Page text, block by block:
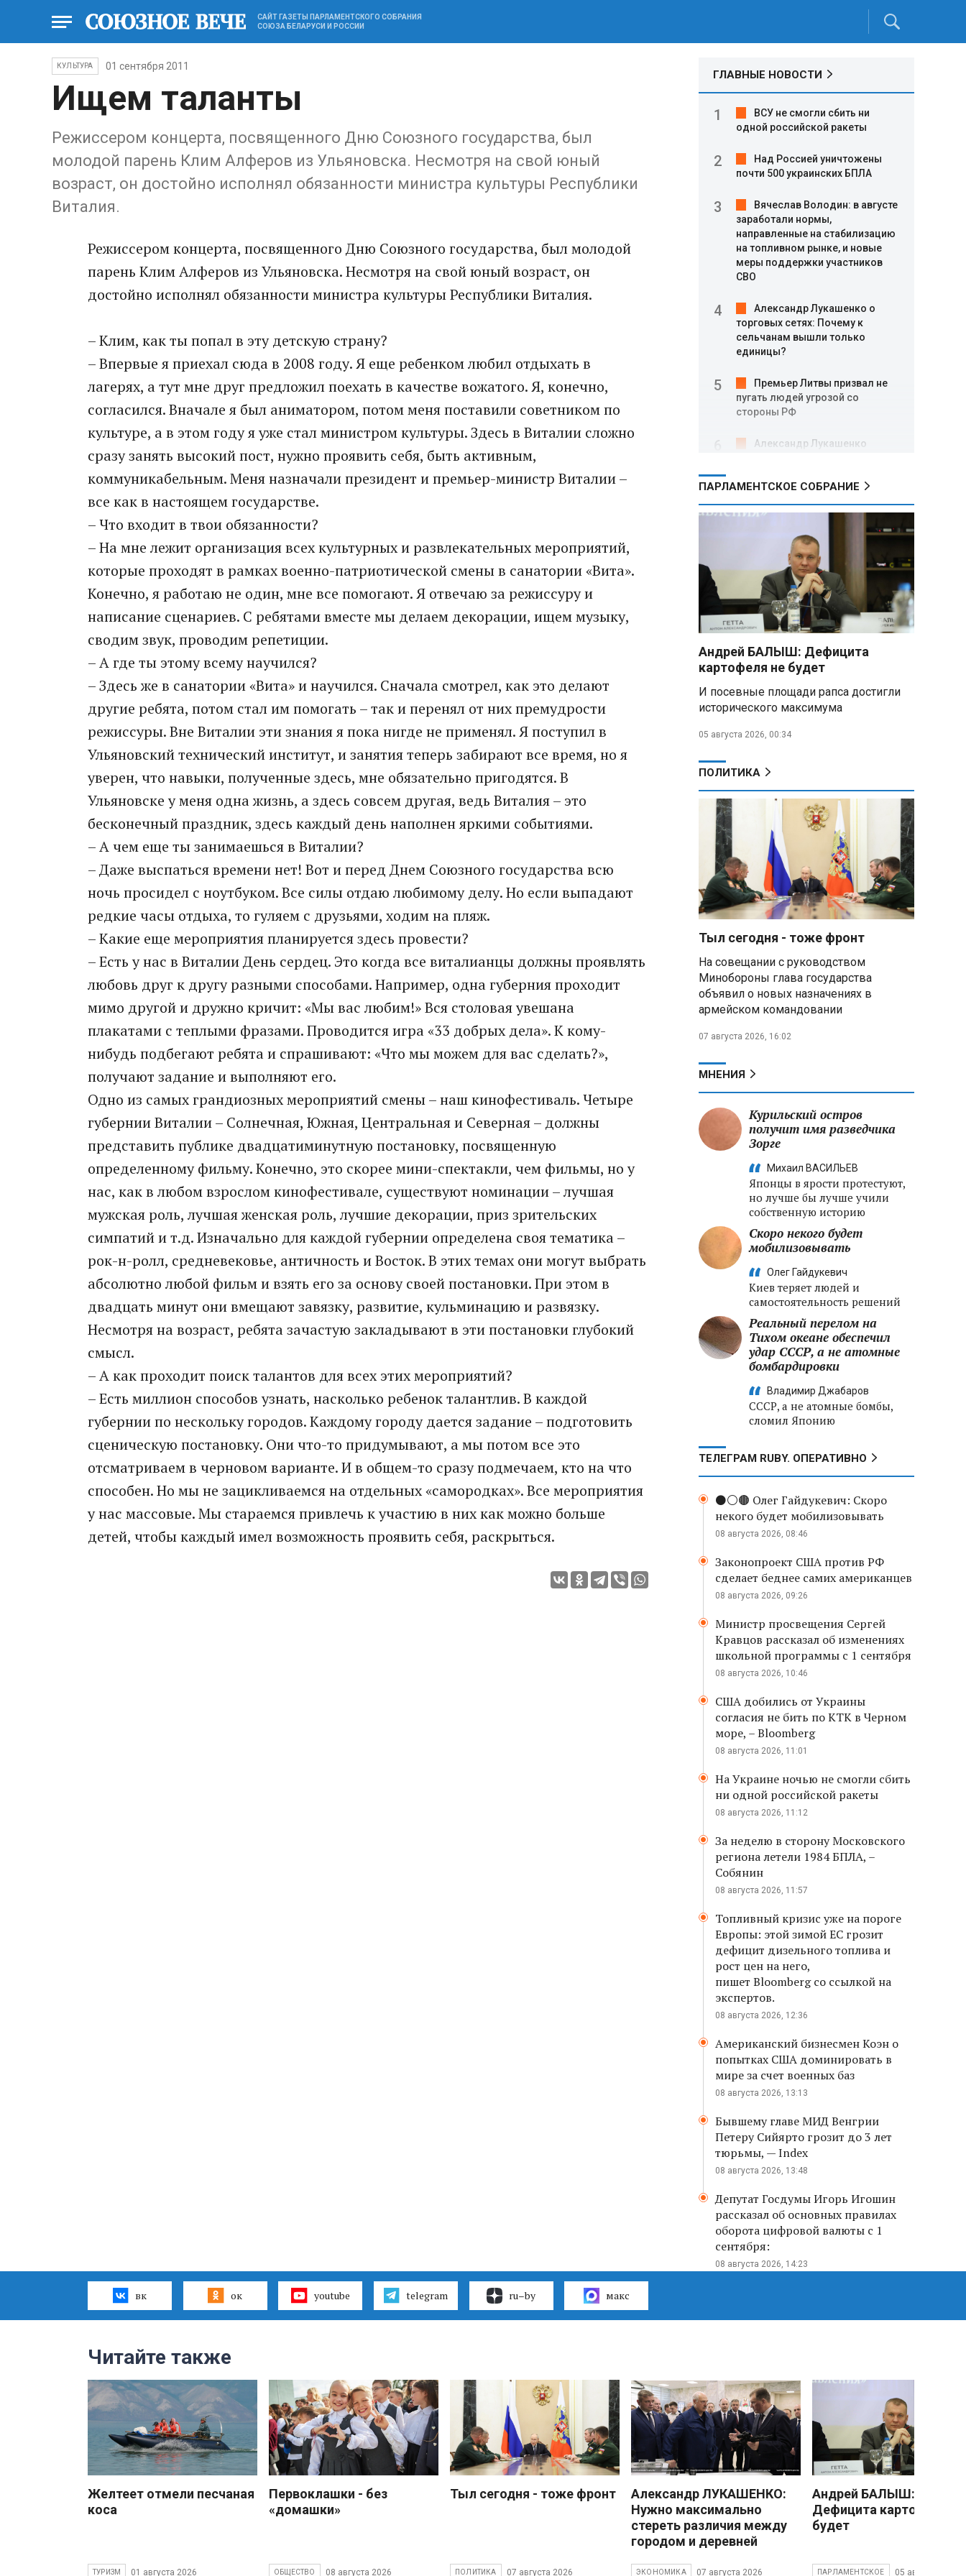
САЙТ ГАЗЕТЫ ПАРЛАМЕНТСКОГО СОБРАНИЯ
СОЮЗА БЕЛАРУСИ И РОССИИ
КУЛЬТУРА 01 сентября 2011
Ищем таланты
Режиссером концерта, посвященного Дню Союзного государства, был
молодой парень Клим Алферов из Ульяновска. Несмотря на свой юный
возраст, он достойно исполнял обязанности министра культуры Республики
Виталия.
Режиссером концерта, посвященного Дню Союзного государства, был молодой
парень Клим Алферов из Ульяновска. Несмотря на свой юный возраст, он
достойно исполнял обязанности министра культуры Республики Виталия.
– Клим, как ты попал в эту детскую страну?
– Впервые я приехал сюда в 2008 году. Я еще ребенком любил отдыхать в
лагерях, а тут мне друг предложил поехать в качестве вожатого. Я, конечно,
согласился. Вначале я был аниматором, потом меня поставили советником по
культуре, а в этом году я уже стал министром культуры. Здесь в Виталии сложно
сразу занять высокий пост, нужно проявить себя, быть активным,
коммуникабельным. Меня назначали президент и премьер-министр Виталии –
все как в настоящем государстве.
– Что входит в твои обязанности?
– На мне лежит организация всех культурных и развлекательных мероприятий,
которые проходят в рамках военно-патриотической смены в санатории «Вита».
Конечно, я работаю не один, мне все помогают. Я отвечаю за режиссуру и
написание сценариев. С ребятами вместе мы делаем декорации, ищем музыку,
сводим звук, проводим репетиции.
– А где ты этому всему научился?
– Здесь же в санатории «Вита» и научился. Сначала смотрел, как это делают
другие ребята, потом стал им помогать – так и перенял от них премудрости
режиссуры. Вне Виталии эти знания я пока нигде не применял. Я поступил в
Ульяновский технический институт, и занятия теперь забирают все время, но я
уверен, что навыки, полученные здесь, мне обязательно пригодятся. В
Ульяновске у меня одна жизнь, а здесь совсем другая, ведь Виталия – это
бесконечный праздник, здесь каждый день наполнен яркими событиями.
– А чем еще ты занимаешься в Виталии?
– Даже выспаться времени нет! Вот и перед Днем Союзного государства всю
ночь просидел с ноутбуком. Все силы отдаю любимому делу. Но если выпадают
редкие часы отдыха, то гуляем с друзьями, ходим на пляж.
– Какие еще мероприятия планируется здесь провести?
– Есть у нас в Виталии День сердец. Это когда все виталианцы должны проявлять
любовь друг к другу разными способами. Например, одна губерния проходит
мимо другой и дружно кричит: «Мы вас любим!» Вся столовая увешана
плакатами с теплыми фразами. Проводится игра «33 добрых дела». К кому-
нибудь подбегают ребята и спрашивают: «Что мы можем для вас сделать?»,
получают задание и выполняют его.
Одно из самых грандиозных мероприятий смены – наш кинофестиваль. Четыре
губернии Виталии – Солнечная, Южная, Центральная и Северная – должны
представить публике двадцатиминутную постановку, посвященную
определенному фильму. Конечно, это скорее мини-спектакли, чем фильмы, но у
нас, как в любом взрослом кинофестивале, существуют номинации – лучшая
мужская роль, лучшая женская роль, лучшие декорации, приз зрительских
симпатий и т.д. Изначально для каждой губернии определена своя тематика –
рок-н-ролл, средневековье, античность и Восток. В этих темах они могут выбрать
абсолютно любой фильм и взять его за основу своей постановки. При этом в
двадцать минут они вмещают завязку, развитие, кульминацию и развязку.
Несмотря на возраст, ребята зачастую закладывают в эти постановки глубокий
смысл.
– А как проходит поиск талантов для всех этих мероприятий?
– Есть миллион способов узнать, насколько ребенок талантлив. В каждой
губернии по нескольку городов. Каждому городу дается задание – подготовить
сценическую постановку. Они что-то придумывают, а мы потом все это
отсматриваем в черновом варианте. И в общем-то сразу подмечаем, кто на что
способен. Но мы не зацикливаемся на отдельных «самородках». Все мероприятия
у нас массовые. Мы стараемся привлечь к участию в них как можно больше
детей, чтобы каждый имел возможность проявить себя, раскрыться.
ГЛАВНЫЕ НОВОСТИ
ВСУ не смогли сбить ни
одной российской ракеты
Над Россией уничтожены
почти 500 украинских БПЛА
Вячеслав Володин: в августе
заработали нормы,
направленные на стабилизацию
на топливном рынке, и новые
меры поддержки участников
СВО
Александр Лукашенко о
торговых сетях: Почему к
сельчанам вышли только
единицы?
Премьер Литвы призвал не
пугать людей угрозой со
стороны РФ
Александр Лукашенко
НАТО
В Белгородской области при
новых атаках ВСУ пострадали
еще четыре человека
Александр Лукашенко о
работе Белкоопсоюза: «Если это
так, это жуть»
самых популярных зарубежных
городов у российских туристов
Минобороны РФ: при
освобождении Анискино ВСУ
военных сдалась в плен
Александр Лукашенко:
Россияне «услышали батьку» и
скупают пустующие дома в
белорусских деревнях
Алесандр Лукашенко назвал
работу сельской торговли
«неудовлетворительной» и
возмутился «просрочкой и
тухлятиной»
Владимир Путин обсудил с
меры по защите инфраструктуры
от терактов
Минобороны РФ: «Искандер»
ВСУ в Днепропетровской
e‑торговле, биржевому рынку и
ученым званиям
ПАРЛАМЕНТСКОЕ СОБРАНИЕ
Андрей БАЛЫШ: Дефицита
картофеля не будет
И посевные площади рапса достигли
исторического максимума
05 августа 2026, 00:34
ПОЛИТИКА
Тыл сегодня - тоже фронт
На совещании с руководством
Минобороны глава государства
объявил о новых назначениях в
армейском командовании
07 августа 2026, 16:02
МНЕНИЯ
Курильский остров
получит имя разведчика
Зорге
Михаил ВАСИЛЬЕВ
Японцы в ярости протестуют,
но лучше бы лучше учили
собственную историю
Скоро некого будет
мобилизовывать
Олег Гайдукевич
Киев теряет людей и
самостоятельность решений
Реальный перелом на
Тихом океане обеспечил
удар СССР, а не атомные
бомбардировки
Владимир Джабаров
СССР, а не атомные бомбы,
сломил Японию
ТЕЛЕГРАМ RUBY. ОПЕРАТИВНО
⚫️⚪️🟤 Олег Гайдукевич: Скоро
некого будет мобилизовывать
08 августа 2026, 08:46
Законопроект США против РФ
сделает беднее самих американцев
08 августа 2026, 09:26
Министр просвещения Сергей
Кравцов рассказал об изменениях
школьной программы с 1 сентября
08 августа 2026, 10:46
США добились от Украины
согласия не бить по КТК в Черном
море, – Bloomberg
08 августа 2026, 11:01
На Украине ночью не смогли сбить
ни одной российской ракеты
08 августа 2026, 11:12
За неделю в сторону Московского
региона летели 1984 БПЛА, –
Собянин
08 августа 2026, 11:57
Топливный кризис уже на пороге
Европы: этой зимой ЕС грозит
дефицит дизельного топлива и
рост цен на него,
пишет Bloomberg со ссылкой на
экспертов.
08 августа 2026, 12:36
Американский бизнесмен Коэн о
попытках США доминировать в
мире за счет военных баз
08 августа 2026, 13:13
Бывшему главе МИД Венгрии
Петеру Сийярто грозит до 3 лет
тюрьмы, — Index
08 августа 2026, 13:48
Депутат Госдумы Игорь Игошин
рассказал об основных правилах
оборота цифровой валюты с 1
сентября:
08 августа 2026, 14:23
вк ок youtube telegram ru–by макс
Читайте также
Желтеет отмели песчаная
коса
ТУРИЗМ 01 августа 2026
Первоклашки - без
«домашки»
ОБЩЕСТВО 08 августа 2026
Тыл сегодня - тоже фронт
ПОЛИТИКА 07 августа 2026
Александр ЛУКАШЕНКО:
Нужно максимально
стереть различия между
городом и деревней
ЭКОНОМИКА 07 августа 2026
Андрей БАЛЫШ:
Дефицита картофеля не
будет
ПАРЛАМЕНТСКОЕ 05 августа 2026